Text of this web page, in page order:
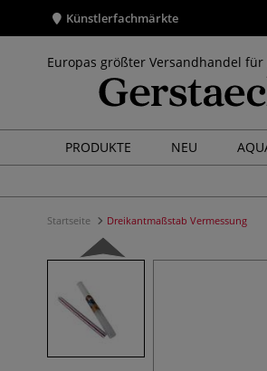
Künstlerfachmärkte
Europas größter Versandhandel
PRODUKTE NEU
Startseite Dreikantmaßstab Vermessung